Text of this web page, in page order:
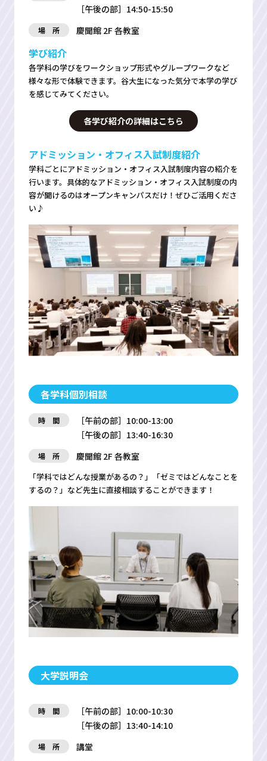
［午後の部］14:50-15:50
場 所 慶聞館 2F 各教室
学び紹介
各学科の学びをワークショップ形式やグループワークなど
様々な形で体験できます。谷大生になった気分で本学の学び
を感じてみてください。
各学び紹介の詳細はこちら
アドミッション・オフィス入試制度紹介
学科ごとにアドミッション・オフィス入試制度内容の紹介を
行います。具体的なアドミッション・オフィス入試制度の内
容が聞けるのはオープンキャンパスだけ！ぜひご活用くださ
い♪
各学科個別相談
時 間
［午前の部］10:00-13:00
［午後の部］13:40-16:30
場 所 慶聞館 2F 各教室
「学科ではどんな授業があるの？」「ゼミではどんなことを
するの？」など先生に直接相談することができます！
大学説明会
時 間
［午前の部］10:00-10:30
［午後の部］13:40-14:10
場 所 講堂